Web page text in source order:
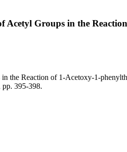
Acetyl Groups in the
the Reaction of 1-Acetoxy-1-
395-398.